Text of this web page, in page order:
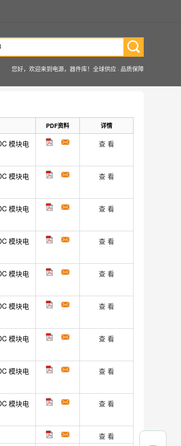
您好，欢迎来到电源，器件库！全球供应 · 品质保障
PDF资料 详情
模块电
查 看
模块电
查 看
模块电
查 看
模块电
查 看
模块电
查 看
模块电
查 看
模块电
查 看
模块电
查 看
模块电
查 看
查 看